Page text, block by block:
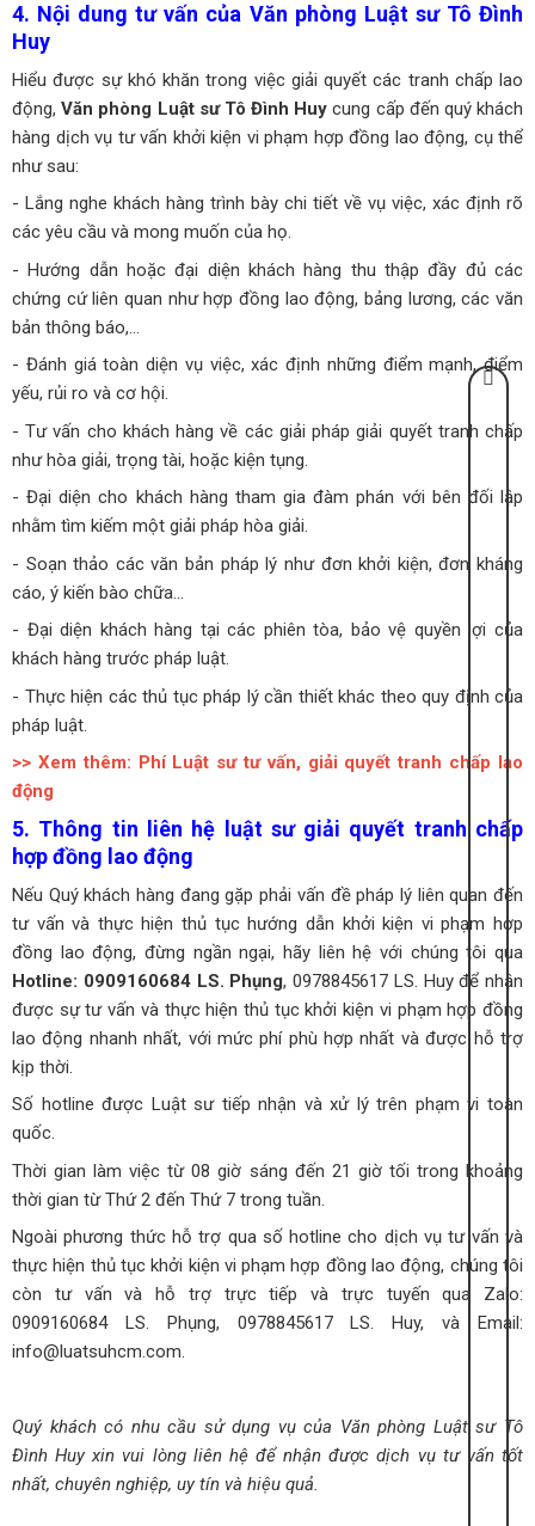
4. Nội dung tư vấn của Văn phòng Luật sư Tô Đình
Huy
Hiểu được sự khó khăn trong việc giải quyết các tranh chấp lao
động,Văn phòng Luật sư Tô Đình Huycung cấp đến quý khách
hàng dịch vụ tư vấn khởi kiện vi phạm hợp đồng lao động, cụ thể
như sau:
- Lắng nghe khách hàng trình bày chi tiết về vụ việc, xác định rõ
các yêu cầu và mong muốn của họ.
- Hướng dẫn hoặc đại diện khách hàng thu thập đầy đủ các
chứng cứ liên quan như hợp đồng lao động, bảng lương, các văn
bản thông báo,…
- Đánh giá toàn diện vụ việc, xác định những điểm mạnh, điểm
yếu, rủi ro và cơ hội.
- Tư vấn cho khách hàng về các giải pháp giải quyết tranh chấp
như hòa giải, trọng tài, hoặc kiện tụng.
- Đại diện cho khách hàng tham gia đàm phán với bên đối lập
nhằm tìm kiếm một giải pháp hòa giải.
- Soạn thảo các văn bản pháp lý như đơn khởi kiện, đơn kháng
cáo, ý kiến bào chữa...
- Đại diện khách hàng tại các phiên tòa, bảo vệ quyền lợi của
khách hàng trước pháp luật.
- Thực hiện các thủ tục pháp lý cần thiết khác theo quy định của
pháp luật.
>> Xem thêm: Phí Luật sư tư vấn, giải quyết tranh chấp lao
động
5. Thông tin liên hệ luật sư giải quyết tranh chấp
hợp đồng lao động
Nếu Quý khách hàng đang gặp phải vấn đề pháp lý liên quan đến
tư vấn và thực hiện thủ tục hướng dẫn khởi kiện vi phạm hợp
đồng lao động, đừng ngần ngại, hãy liên hệ với chúng tôi qua
Hotline: 0909160684 LS. Phụng, 0978845617 LS. Huy để nhận
được sự tư vấn và thực hiện thủ tục khởi kiện vi phạm hợp đồng
lao động nhanh nhất, với mức phí phù hợp nhất và được hỗ trợ
kịp thời.
Số hotline được Luật sư tiếp nhận và xử lý trên phạm vi toàn
quốc.
Thời gian làm việc từ 08 giờ sáng đến 21 giờ tối trong khoảng
thời gian từ Thứ 2 đến Thứ 7 trong tuần.
Ngoài phương thức hỗ trợ qua số hotline cho dịch vụ tư vấn và
thực hiện thủ tục khởi kiện vi phạm hợp đồng lao động, chúng tôi
còn tư vấn và hỗ trợ trực tiếp và trực tuyến qua Zalo:
0909160684 LS. Phụng, 0978845617 LS. Huy, và Email:
info@luatsuhcm.com.
Quý khách có nhu cầu sử dụng vụ của Văn phòng Luật sư Tô
Đình Huy xin vui lòng liên hệ để nhận được dịch vụ tư vấn tốt
nhất, chuyên nghiệp, uy tín và hiệu quả.